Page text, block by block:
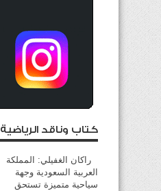
كتاب وناقد الرياضية
راكان الغفيلي: المملكة
العربية السعودية وجهة
سياحية متميزة تستحق